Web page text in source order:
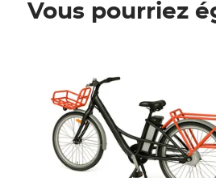
Vous pourriez